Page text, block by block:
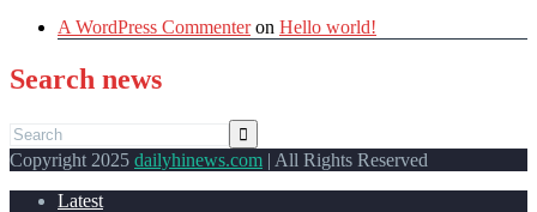
A WordPress Commenteron Hello world!
Search news
Copyright 2025 dailyhinews.com | All Rights Reserved
Latest